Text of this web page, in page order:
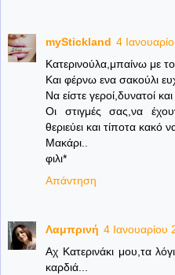
myStickland 4
Κατερινούλα,μπαίνω με το
Και φέρνω ενα σακούλι
Να είστε γεροί,δυνατοί
Οι στιγμές σας,να
θεριεύει και τίποτα
Μακάρι..
φιλι*
Απάντηση
Λαμπρινή 4 Ιανουαρίου
Αχ Κατερινάκι μου,τα
καρδιά...